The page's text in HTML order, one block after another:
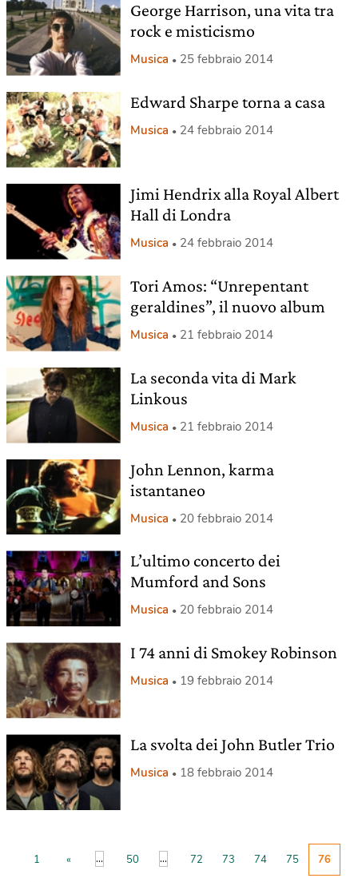
George Harrison, una vita tra
rock e misticismo
Musica 25 febbraio 2014
Edward Sharpe torna a casa
Musica 24 febbraio 2014
Jimi Hendrix alla Royal Albert
Hall di Londra
Musica 24 febbraio 2014
Tori Amos: “Unrepentant
geraldines”, il nuovo album
Musica 21 febbraio 2014
La seconda vita di Mark
Linkous
Musica 21 febbraio 2014
John Lennon, karma
istantaneo
Musica 20 febbraio 2014
L’ultimo concerto dei
Mumford and Sons
Musica 20 febbraio 2014
I 74 anni di Smokey Robinson
Musica 19 febbraio 2014
La svolta dei John Butler Trio
Musica 18 febbraio 2014
1 « ... 50 ... 72 73 74 75 76